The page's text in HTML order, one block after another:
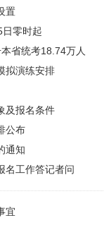
置
零时起
省统考18.74万人
拟演练安排
及报名条件
公布
通知
名工作答记者问
宜